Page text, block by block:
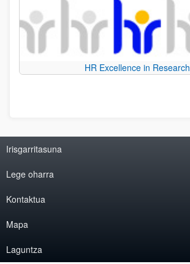
HR Excellence in Research
Irisgarritasuna
Lege oharra
Kontaktua
Mapa
Laguntza